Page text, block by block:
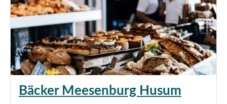
Bäcker Meesenburg Husum